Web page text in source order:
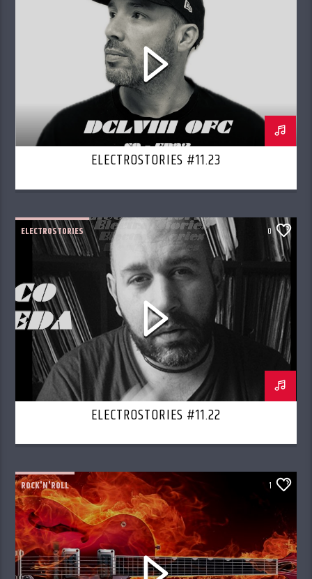
ELECTROSTORIES #11.23
ELECTROSTORIES 0
ELECTROSTORIES #11.22
ROCK'N'ROLL 1